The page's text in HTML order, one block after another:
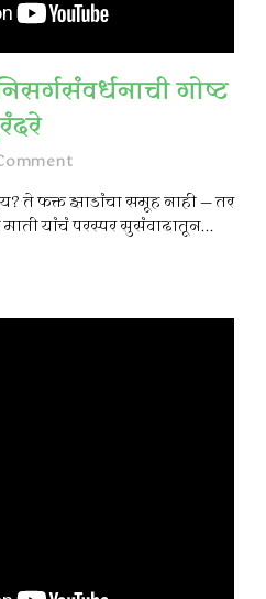
गोष्ट
ते फक्त झाडांचा समूह नाही — तर
माती यांचं परस्पर सुसंवादातून...